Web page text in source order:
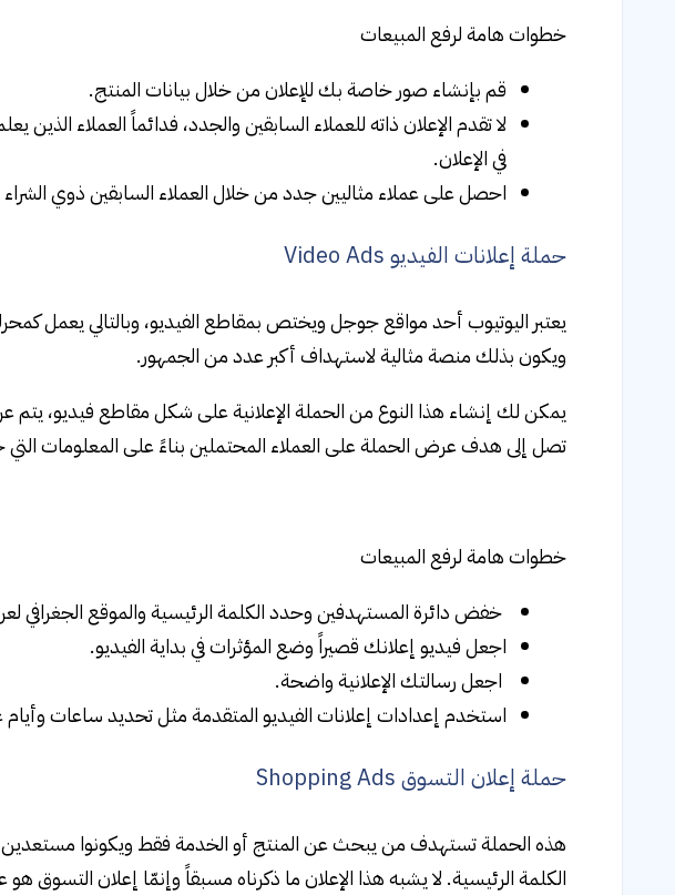
خطوات هامة لرفع المبيعات
قم بإنشاء صور خاصة بك للإعلان من خلال بيانات المنتج.
لا تقدم الإعلان ذاته للعملاء السابقين والجدد، فدائماً العملاء
في الإعلان.
احصل على عملاء مثاليين جدد من خلال العملاء السابقين ذوي الشراء
حملة إعلانات الفيديو Video Ads
ويكون بذلك منصة مثالية لاستهداف أكبر عدد من الجمهور.
يمكن لك إنشاء هذا النوع من الحملة الإعلانية على شكل مقاطع فيديو، يتم
تصل إلى هدف عرض الحملة على العملاء المحتملين بناءً على المعلومات
خطوات هامة لرفع المبيعات
خفض دائرة المستهدفين وحدد الكلمة الرئيسية والموقع الجغرافي
اجعل فيديو إعلانك قصيراً وضع المؤثرات في بداية الفيديو.
اجعل رسالتك الإعلانية واضحة.
استخدم إعدادات إعلانات الفيديو المتقدمة مثل تحديد ساعات
حملة إعلان التسوق Shopping Ads
هذه الحملة تستهدف من يبحث عن المنتج أو الخدمة فقط ويكونوا
الكلمة الرئيسية. لا يشبه هذا الإعلان ما ذكرناه مسبقاً وإنمّا إعلان